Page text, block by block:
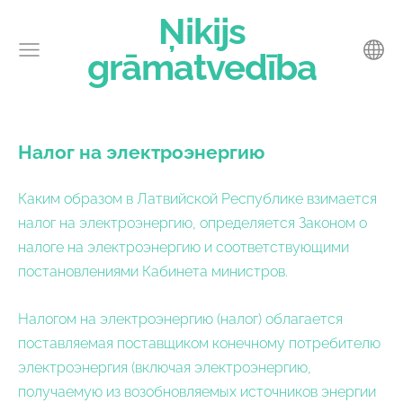
Ņikijs
grāmatvedība
Налог на электроэнергию
Каким образом в Латвийской Республике взимается
налог на электроэнергию, определяется Законом о
налоге на электроэнергию и соответствующими
постановлениями Кабинета министров.
Налогом на электроэнергию (налог) облагается
поставляемая поставщиком конечному потребителю
электроэнергия (включая электроэнергию,
получаемую из возобновляемых источников энергии